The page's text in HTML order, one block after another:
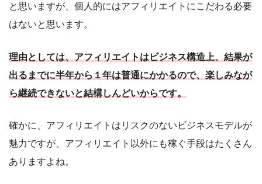
と思いますが、個人的にはアフィリエイトにこだわる必要
はないと思います。
理由としては、アフィリエイトはビジネス構造上、結果が
出るまでに半年から１年は普通にかかるので、楽しみなが
ら継続できないと結構しんどいからです。
確かに、アフィリエイトはリスクのないビジネスモデルが
魅力ですが、アフィリエイト以外にも稼ぐ手段はたくさん
ありますよね。